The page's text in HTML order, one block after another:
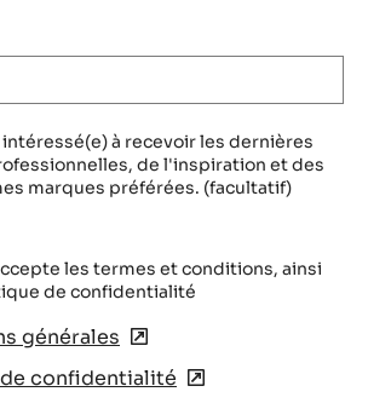
intéressé(e) à recevoir les dernières
de l'inspiration et des
marques préférées. (facultatif)
les termes et conditions, ainsi
de confidentialité
générales (opens
in
a
confidentialité (opens